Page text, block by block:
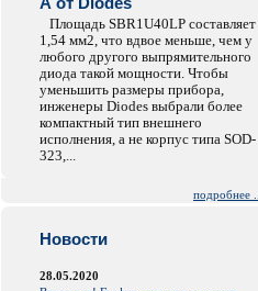
Площадь SBR1U40LP составляет
1,54 мм2, что вдвое меньше, чем у
любого другого выпрямительного
диода такой мощности. Чтобы
уменьшить размеры прибора,
инженеры Diodes выбрали более
компактный тип внешнего
исполнения, а не корпус типа SOD-
323,...
подробнее ...
Новости
28.05.2020